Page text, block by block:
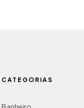
CATEGORIAS